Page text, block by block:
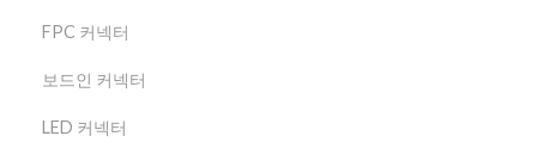
FPC 커넥터
보드인 커넥터
LED 커넥터